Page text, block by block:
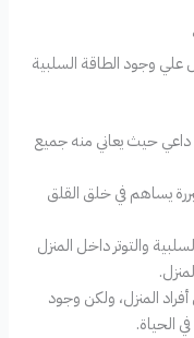
وجود الطاقة السلبية
داعي حيث يعاني منه جميع
يساهم في خلق القلق
والتوتر داخل المنزل
المنزل، ولكن وجود
الحياة.